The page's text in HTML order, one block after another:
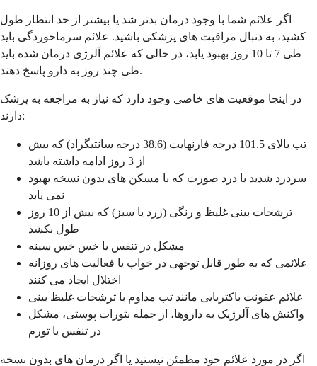
اگر علائم شما با وجود درمان بدتر شد یا بیشتر از حد انتظار طول
کشید، به دنبال مراقبت های پزشکی باشید. علائم سرماخوردگی باید
طی 7 تا 10 روز بهبود یابد، در حالی که علائم آلرژی درمان شده باید
طی چند روز به دارو پاسخ دهند.
در اینجا موقعیت های خاصی وجود دارد که نیاز به مراجعه به پزشک
دارند:
تب بالای 101.5 درجه فارنهایت (38.6 درجه سانتیگراد) که بیش
از 3 روز ادامه داشته باشد
سردرد شدید یا درد صورت که با مسکن های بدون نسخه بهبود
نمی یابد
ترشحات بینی غلیظ و رنگی (زرد یا سبز) که بیش از 10 روز
طول بکشد
مشکل در تنفس یا خس خس سینه
علائمی که به طور قابل توجهی در خواب یا فعالیت های روزانه
اختلال ایجاد می کنند
علائم عفونت باکتریایی مانند تب مداوم با ترشحات غلیظ بینی
واکنش های آلرژیک به داروها، از جمله بثورات پوستی، مشکل
در تنفس یا تورم
اگر در مورد علائم خود مطمئن نیستید یا اگر درمان های بدون نسخه